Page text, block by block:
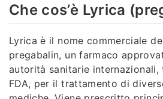
Che cos’è Lyrica
Lyrica è il nome commerciale
pregabalin, un farmaco
autorità sanitarie internazionali,
FDA, per il trattamento di